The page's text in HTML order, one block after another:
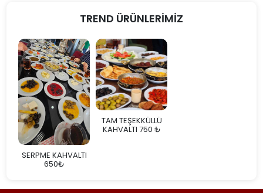
TREND ÜRÜNLERİMİZ
SERPME KAHVALTI
650₺
TAM TEŞEKKÜLLÜ
KAHVALTI 750 ₺